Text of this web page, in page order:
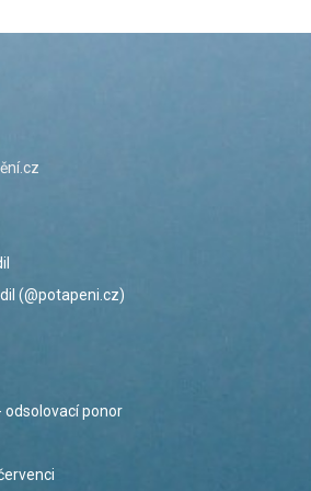
(@potapeni.cz)
odsolovací ponor